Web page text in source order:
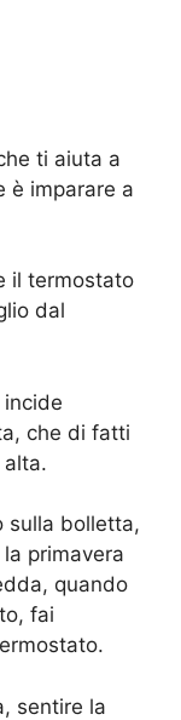
ti aiuta a
è imparare a
il termostato
dal
che di fatti
sulla bolletta,
primavera
quando
fai
sentire la